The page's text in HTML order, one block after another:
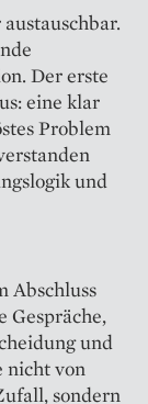
Der erste
eine klar
Problem
und
Abschluss
Gespräche,
und
nicht von
sondern